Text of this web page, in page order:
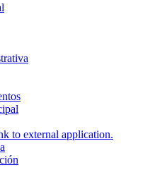
to external application.